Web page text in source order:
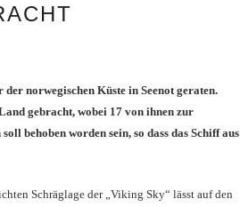
norwegischen Küste in Seenot geraten.
gebracht, wobei 17 von ihnen zur
behoben worden sein, so dass das Schiff aus
Schräglage der „Viking Sky“ lässt auf den